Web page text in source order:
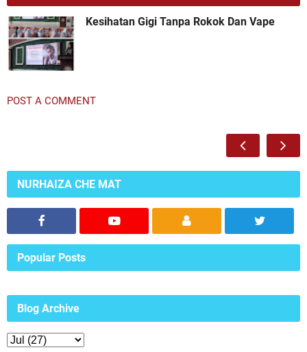
Kesihatan Gigi Tanpa Rokok Dan Vape
POST A COMMENT
NURHAIZA CHE MAT
Popular Posts
Blog Archive